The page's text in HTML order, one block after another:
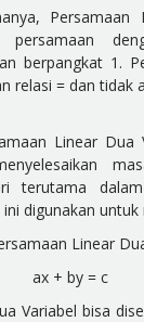
, Persamaan
persamaan
berpangkat 1.
relasi = dan tidak
Linear Dua
terutama
digunakan
Linear
ax + by = c
Variabel bisa